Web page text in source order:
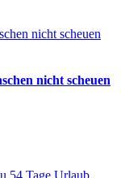
nicht scheuen